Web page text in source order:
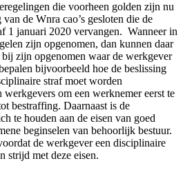
die voorheen golden zijn nu
de Wnra cao’s gesloten die de
1 januari 2020 vervangen. Wanneer in
zijn opgenomen, dan kunnen daar
zijn opgenomen waar de werkgever
bijvoorbeeld hoe de beslissing
straf moet worden
om een werknemer eerst te
bestraffing. Daarnaast is de
te houden aan de eisen van goed
beginselen van behoorlijk bestuur.
de werkgever een disciplinaire
strijd met deze eisen.